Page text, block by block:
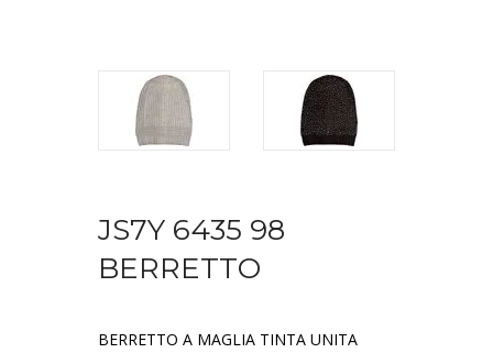
JS7Y 6435 98
BERRETTO
BERRETTO A MAGLIA TINTA UNITA